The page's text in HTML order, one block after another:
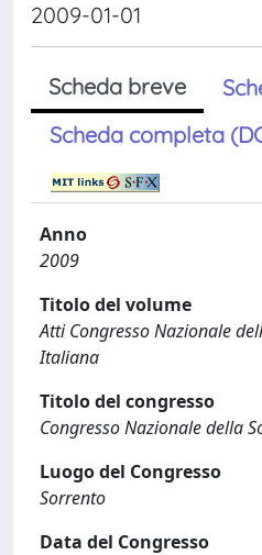
2009-01-01
Scheda breve
Scheda completa
Anno
2009
Titolo del volume
Atti Congresso Nazionale
Italiana
Titolo del congresso
Congresso Nazionale della
Luogo del Congresso
Sorrento
Data del Congresso